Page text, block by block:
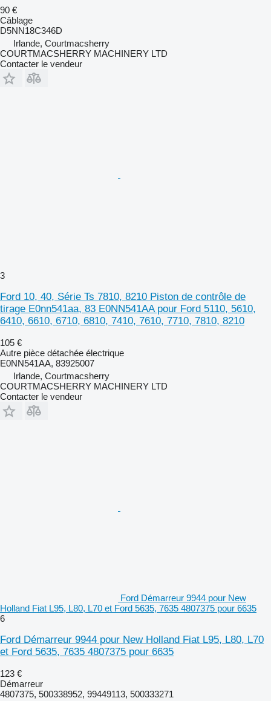
90 €
Câblage
D5NN18C346D
Irlande, Courtmacsherry
COURTMACSHERRY MACHINERY LTD
Contacter le vendeur
3
Ford 10, 40, Série Ts 7810, 8210 Piston de contrôle de
tirage E0nn541aa, 83 E0NN541AA pour Ford 5110, 5610,
6410, 6610, 6710, 6810, 7410, 7610, 7710, 7810, 8210
105 €
Autre pièce détachée électrique
E0NN541AA, 83925007
Irlande, Courtmacsherry
COURTMACSHERRY MACHINERY LTD
Contacter le vendeur
Ford Démarreur 9944 pour New
Holland Fiat L95, L80, L70 et Ford 5635, 7635 4807375 pour 6635
6
Ford Démarreur 9944 pour New Holland Fiat L95, L80, L70
et Ford 5635, 7635 4807375 pour 6635
123 €
Démarreur
4807375, 500338952, 99449113, 500333271